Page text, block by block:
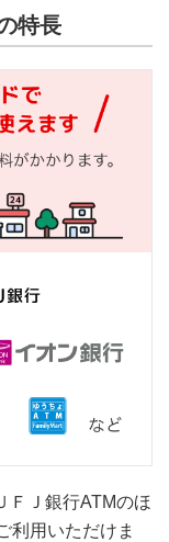
特長
ＦＪ銀行ATMのほ
利用いただけま